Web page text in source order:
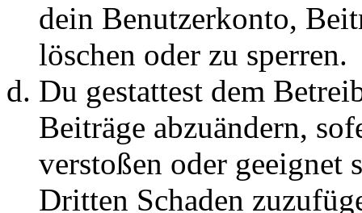
dein Benutzerkonto,
löschen oder zu sperren.
Du gestattest dem
Beiträge abzuändern,
verstoßen oder geeignet
Dritten Schaden